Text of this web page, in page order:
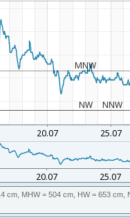
cm, MHW= 504 cm, HW= 653 cm,